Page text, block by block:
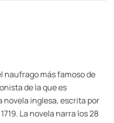
naufrago más famoso de
de la que es
novela inglesa, escrita por
La novela narra los 28